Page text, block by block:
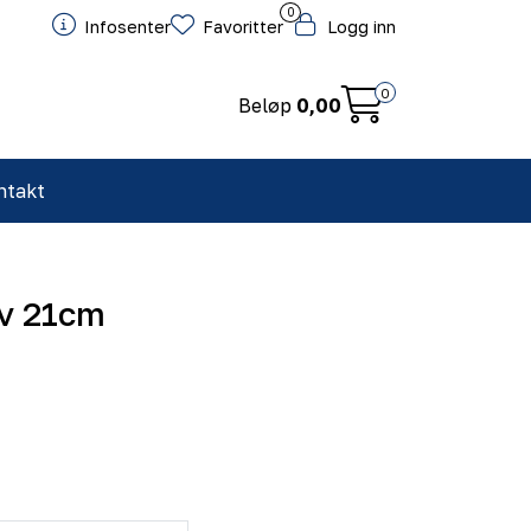
Infosenter
0
Favoritter Logg inn
Beløp 0,00
0
21cm